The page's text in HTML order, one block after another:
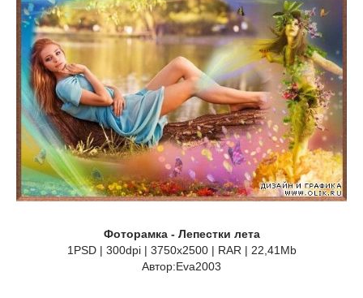
Фоторамка - Лепестки лета
1PSD | 300dpi | 3750x2500 | RAR | 22,41Mb
Автор:Eva2003